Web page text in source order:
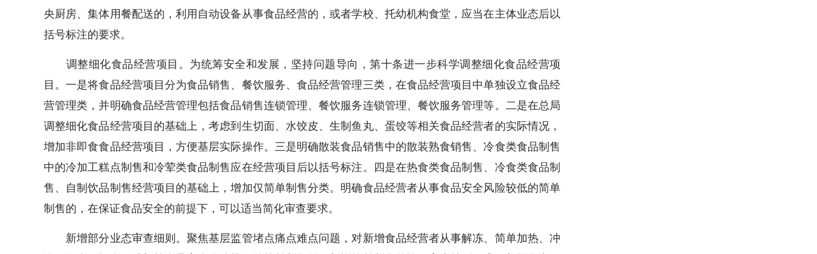
央厨房、集体用餐配送的，利用自动设备从事食品经营的，或者学校、托幼机构食堂，应当在主体业态后以
括号标注的要求。
调整细化食品经营项目。为统筹安全和发展，坚持问题导向，第十条进一步科学调整细化食品经营项
目。一是将食品经营项目分为食品销售、餐饮服务、食品经营管理三类，在食品经营项目中单独设立食品经
营管理类，并明确食品经营管理包括食品销售连锁管理、餐饮服务连锁管理、餐饮服务管理等。二是在总局
调整细化食品经营项目的基础上，考虑到生切面、水饺皮、生制鱼丸、蛋饺等相关食品经营者的实际情况，
增加非即食食品经营项目，方便基层实际操作。三是明确散装食品销售中的散装熟食销售、冷食类食品制售
中的冷加工糕点制售和冷荤类食品制售应在经营项目后以括号标注。四是在热食类食品制售、冷食类食品制
售、自制饮品制售经营项目的基础上，增加仅简单制售分类。明确食品经营者从事食品安全风险较低的简单
制售的，在保证食品安全的前提下，可以适当简化审查要求。
新增部分业态审查细则。聚焦基层监管堵点痛点难点问题，对新增食品经营者从事解冻、简单加热、冲